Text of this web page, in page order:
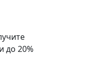
до 20%